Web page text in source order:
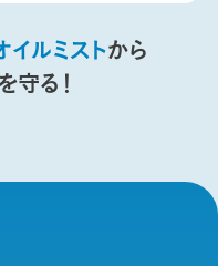
イルミストから
守る！